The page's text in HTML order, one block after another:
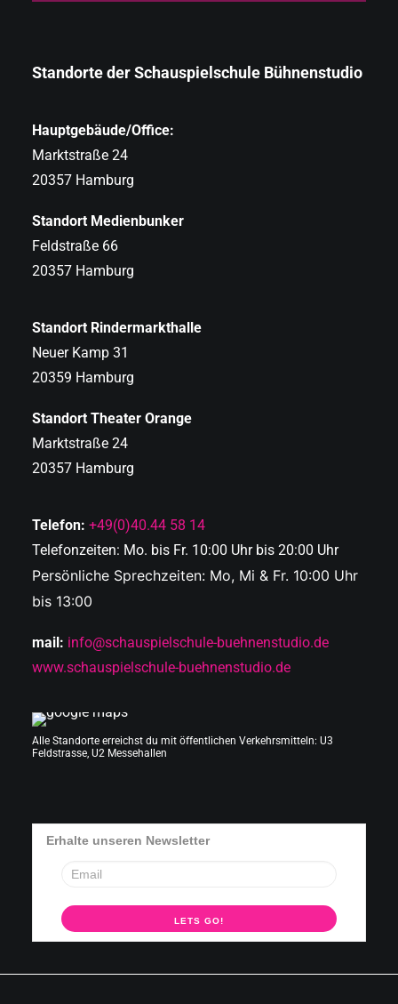
Standorte der Schauspielschule Bühnenstudio
Hauptgebäude/Office:
Marktstraße 24
20357 Hamburg
Standort Medienbunker
Feldstraße 66
20357 Hamburg
Standort Rindermarkthalle
Neuer Kamp 31
20359 Hamburg
Standort Theater Orange
Marktstraße 24
20357 Hamburg
Telefon: +49(0)40.44 58 14
Telefonzeiten: Mo. bis Fr. 10:00 Uhr bis 20:00 Uhr
Persönliche Sprechzeiten: Mo, Mi & Fr. 10:00 Uhr
bis 13:00
mail: info@schauspielschule-buehnenstudio.de
www.schauspielschule-buehnenstudio.de
Alle Standorte erreichst du mit öffentlichen Verkehrsmitteln: U3
Feldstrasse, U2 Messehallen
Erhalte unseren Newsletter